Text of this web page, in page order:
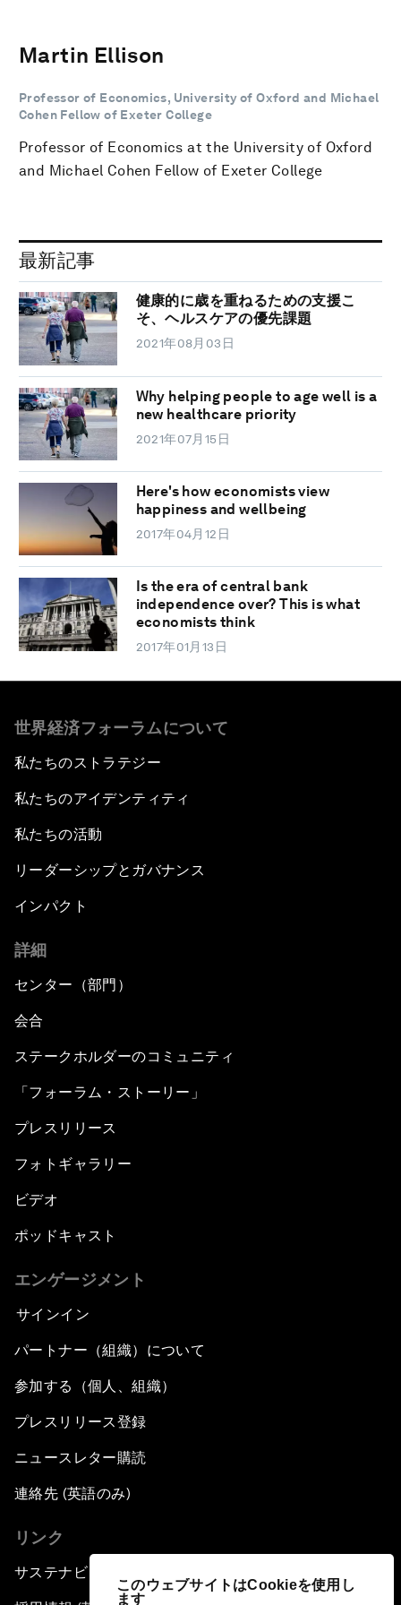
このウェブサイトはCookieを使用し
ます
Martin Ellison
Professor of Economics, University of Oxford and Michael
Cohen Fellow of Exeter College
Professor of Economics at the University of Oxford
and Michael Cohen Fellow of Exeter College
最新記事
健康的に歳を重ねるための支援こ
そ、ヘルスケアの優先課題
2021年08月03日
Why helping people to age well is a
new healthcare priority
2021年07月15日
Here's how economists view
happiness and wellbeing
2017年04月12日
Is the era of central bank
independence over? This is what
economists think
2017年01月13日
世界経済フォーラムについて
私たちのストラテジー
私たちのアイデンティティ
私たちの活動
リーダーシップとガバナンス
インパクト
詳細
センター（部門）
会合
ステークホルダーのコミュニティ
「フォーラム・ストーリー」
プレスリリース
フォトギャラリー
ビデオ
ポッドキャスト
エンゲージメント
サインイン
パートナー（組織）について
参加する（個人、組織）
プレスリリース登録
ニュースレター購読
連絡先 (英語のみ)
リンク
サステナビリティへの取り組み